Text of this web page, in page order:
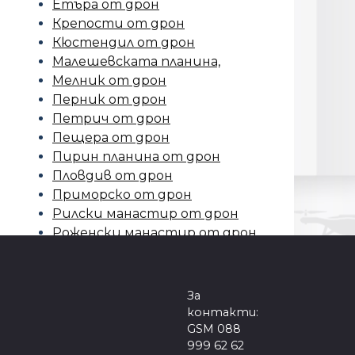
Етъра от дрон
Крепости от дрон
Кюстендил от дрон
Малешевската планина,
Мелник от дрон
Перник от дрон
Петрич от дрон
Пещера от дрон
Пирин планина от дрон
Пловдив от дрон
Приморско от дрон
Рилски манастир от дрон
Роженски манастир от дрон
Северна Македония
Седемте рилски езера от
За
контакти:
GSM 088
999 62 62